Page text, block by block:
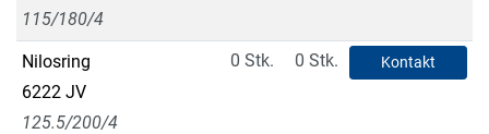
115/180/4
Nilosring
6222 JV
125.5/200/4
0 Stk. 0 Stk. Kontakt